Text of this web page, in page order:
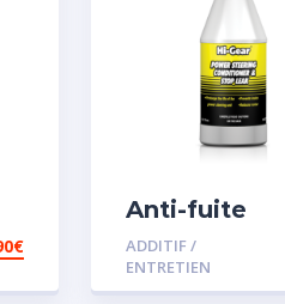
€
Anti-fuite
concentré
direction
assistée
ADDITIF /
ENTRETIEN